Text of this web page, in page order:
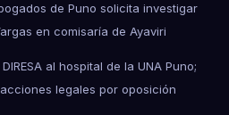
de Puno solicita investigar
en comisaría de Ayaviri
al hospital de la UNA Puno;
legales por oposición